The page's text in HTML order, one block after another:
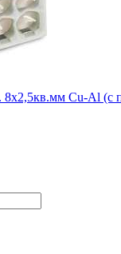
8х2,5кв.мм Cu-Al (с